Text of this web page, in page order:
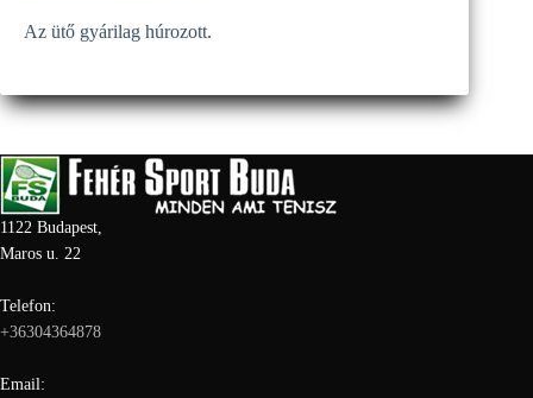
Az ütő gyárilag húrozott.
1122 Budapest,
Maros u. 22
Telefon:
+36304364878
Email: